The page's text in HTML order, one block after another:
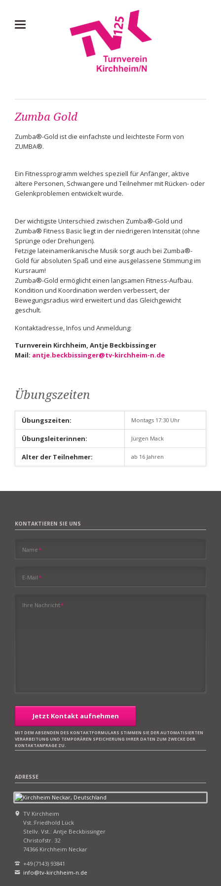
Zumba Gold
Zumba®-Gold ist die einfachste und leichteste Form von
ZUMBA®.
Ein Fitnessprogramm welches speziell für Anfänger, aktive
ältere Personen, Schwangere und Teilnehmer mit Rücken- oder
Gelenkproblemen entwickelt wurde.
Der wichtigste Unterschied zwischen Zumba®-Gold und
Zumba® Fitness Basic liegt in der niedrigeren Intensität (ohne
Sprünge oder Drehungen).
Fetzige lateinamerikanische Musik sorgt auch bei Zumba®-
Gold für absoluten Spaß und eine ausgelassene Stimmung im
Kursraum!
Zumba®-Gold ermöglicht einen langsamen Fitness-Aufbau.
Kondition und Koordination werden verbessert, der
Bewegungsradius wird erweitert und das Gleichgewicht
geschult.
Kontaktadresse, Infos und Anmeldung:
Turnverein Kirchheim, Antje Beckbissinger
Mail: antje.beckbissinger@tv-kirchheim-n.de
Übungszeiten
Übungszeiten: Montags 17:30 Uhr
Übungsleiterinnen: Jürgen Mack
Alter der Teilnehmer: ab 16 Jahren
KONTAKTIEREN SIE UNS
Pflichtfeld
Name*
Pflichtfeld
E-Mail*
Pflichtfeld
Ihre Nachricht*
Jetzt Kontakt aufnehmen
MIT DEM ABSENDEN DES KONTAKTFORMULARS STIMMEN SIE DER AUTOMATISIERTEN
VERARBEITUNG UND TEMPORÄREN SPEICHERUNG IHRER DATEN ZUM ZWECKE DER
KONTAKTANFRAGE ZU.
ADRESSE
TV Kirchheim
Vst.:Friedhold Lück
Stellv. Vst.: Antje Beckbissinger
Christofstr. 32
74366 Kirchheim Neckar
+49 (7143) 93841
info@tv-kirchheim-n.de